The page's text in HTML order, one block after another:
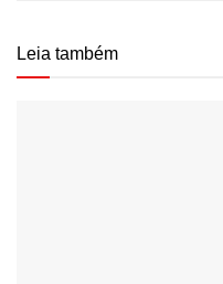
Leia também